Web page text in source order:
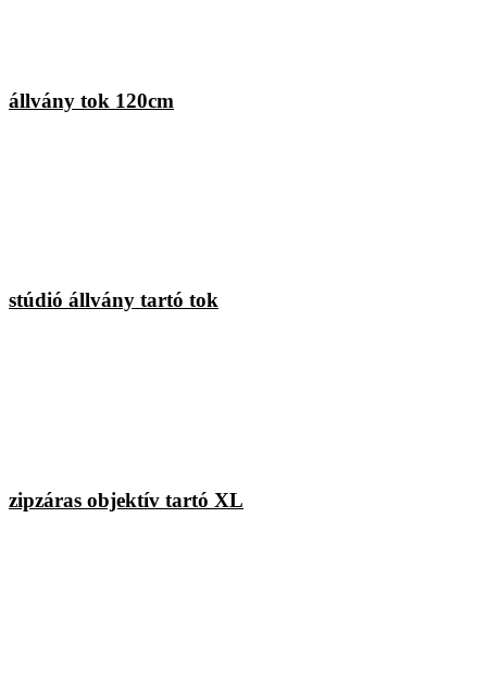
állvány tok 120cm
stúdió állvány tartó tok
zipzáras objektív tartó XL